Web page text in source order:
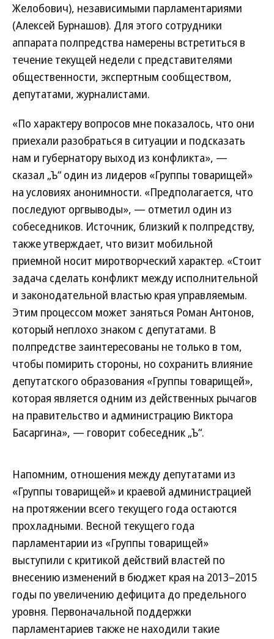
Желобович), независимыми парламентариями
(Алексей Бурнашов). Для этого сотрудники
аппарата полпредства намерены встретиться в
течение текущей недели с представителями
общественности, экспертным сообществом,
депутатами, журналистами.
«По характеру вопросов мне показалось, что они
приехали разобраться в ситуации и подсказать
нам и губернатору выход из конфликта», —
сказал „Ъ“ один из лидеров «Группы товарищей»
на условиях анонимности. «Предполагается, что
последуют оргвыводы», — отметил один из
собеседников. Источник, близкий к полпредству,
также утверждает, что визит мобильной
приемной носит миротворческий характер. «Стоит
задача сделать конфликт между исполнительной
и законодательной властью края управляемым.
Этим процессом может заняться Роман Антонов,
который неплохо знаком с депутатами. В
полпредстве заинтересованы не только в том,
чтобы помирить стороны, но сохранить влияние
депутатского образования «Группы товарищей»,
которая является одним из действенных рычагов
на правительство и администрацию Виктора
Басаргина», — говорит собеседник „Ъ“.
Напомним, отношения между депутатами из
«Группы товарищей» и краевой администрацией
на протяжении всего текущего года остаются
прохладными. Весной текущего года
парламентарии из «Группы товарищей»
выступили с критикой действий властей по
внесению изменений в бюджет края на 2013–2015
годы по увеличению дефицита до предельного
уровня. Первоначальной поддержки
парламентариев также не находили такие